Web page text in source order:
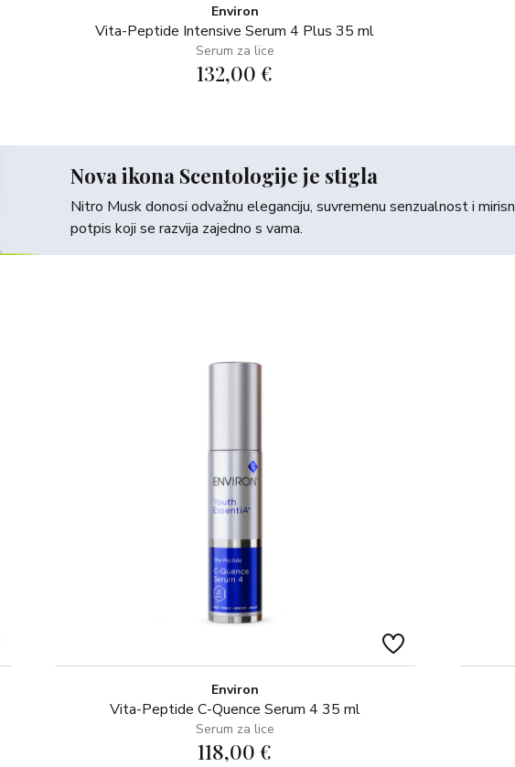
Environ
Vita-Peptide Intensive Serum 4 Plus 35 ml
Serum za lice
132,00 €
Nova ikona Scentologije je stigla
Nitro Musk donosi odvažnu eleganciju, suvremenu senzualnost i
potpis koji se razvija zajedno s vama.
Environ
Vita-Peptide C-Quence Serum 4 35 ml
Serum za lice
118,00 €